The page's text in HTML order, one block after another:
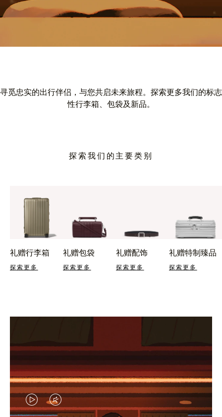
寻觅忠实的出行伴侣，与您共启未来旅程。探索更多我们的标志
性行李箱、包袋及新品。
探索我们的主要类别
礼赠行李箱
探索更多
礼赠包袋
探索更多
礼赠配饰
探索更多
礼赠特制臻品
探索更多
视
视